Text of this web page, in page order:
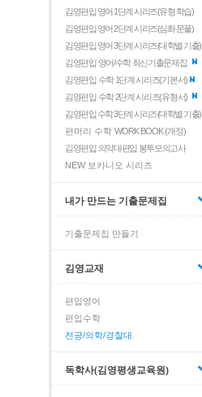
김영편입 영어 1단계 시리즈(유형 학습)
김영편입 영어 2단계 시리즈(심화 문풀)
김영편입 영어 3단계 시리즈(대학별 기출)
김영편입 영어/수학 최신기출문제집
김영편입 수학 1단계 시리즈(기본서)
김영편입 수학 2단계 시리즈(유형서)
김영편입 수학 3단계 시리즈(대학별 기출)
편머리 수학 WORK BOOK (개정)
김영편입 의약대편입 봉투모의고사
NEW 보카니오 시리즈
내가 만드는 기출문제집
기출문제집 만들기
김영교재
편입영어
편입수학
전공/의학/경찰대
독학사(김영평생교육원)